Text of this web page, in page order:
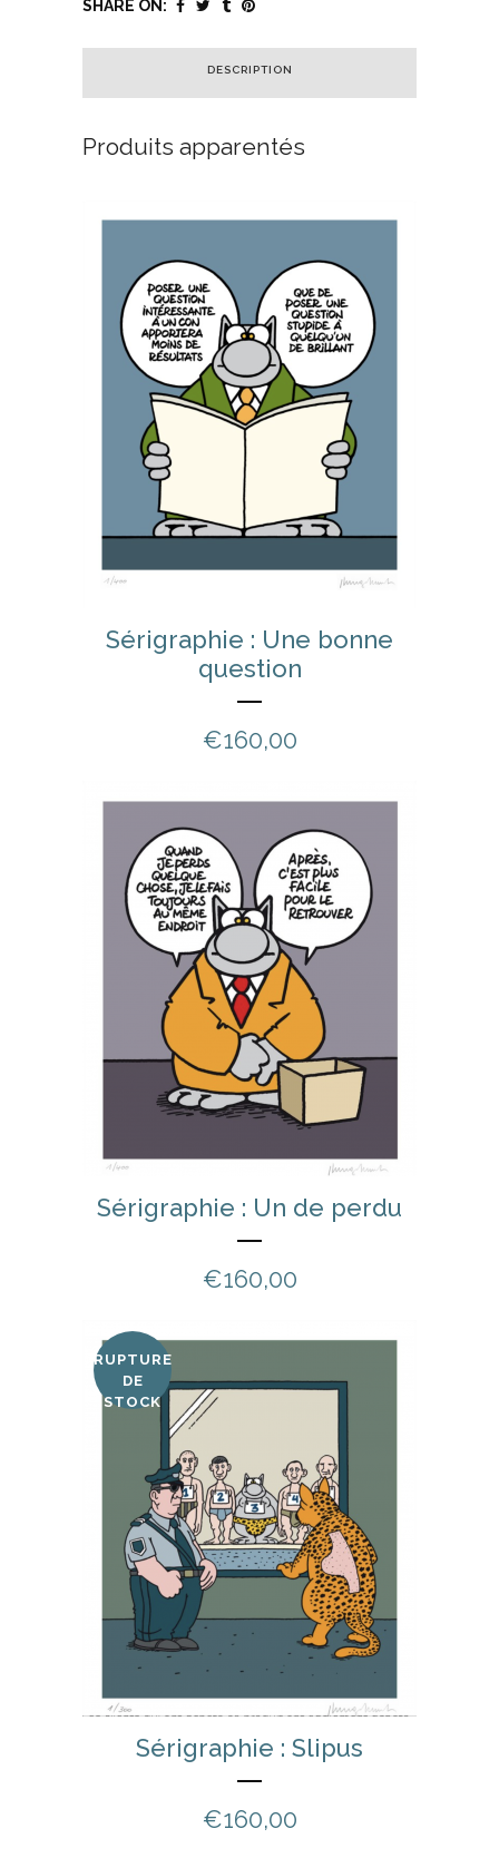
SHARE ON:
DESCRIPTION
Produits apparentés
Sérigraphie : Une bonne
question
€160,00
Sérigraphie : Un de perdu
€160,00
RUPTURE
DE
STOCK
Sérigraphie : Slipus
€160,00